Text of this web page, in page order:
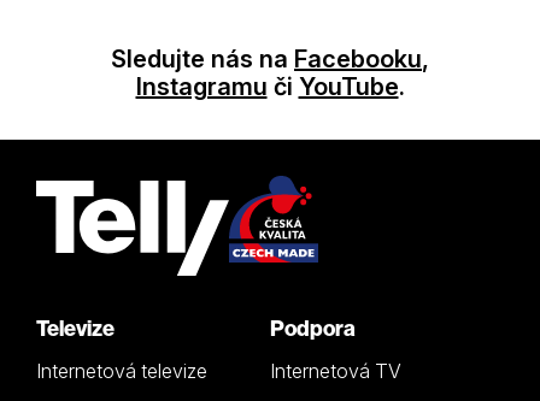
Sledujte nás na Facebooku,
Instagramu či YouTube.
Televize
Internetová televize
Podpora
Internetová TV